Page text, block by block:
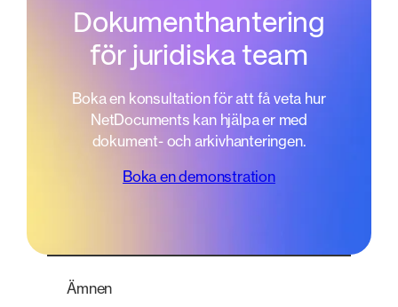
Dokumenthantering
för juridiska team
Boka en konsultation för att få veta hur
NetDocuments kan hjälpa er med
dokument- och arkivhanteringen.
Boka en demonstration
Ämnen